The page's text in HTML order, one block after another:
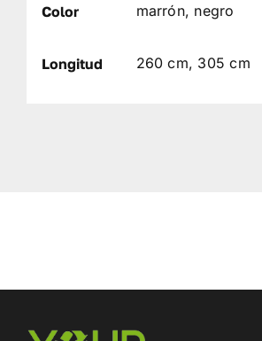
Color marrón, negro
Longitud 260 cm, 305 cm